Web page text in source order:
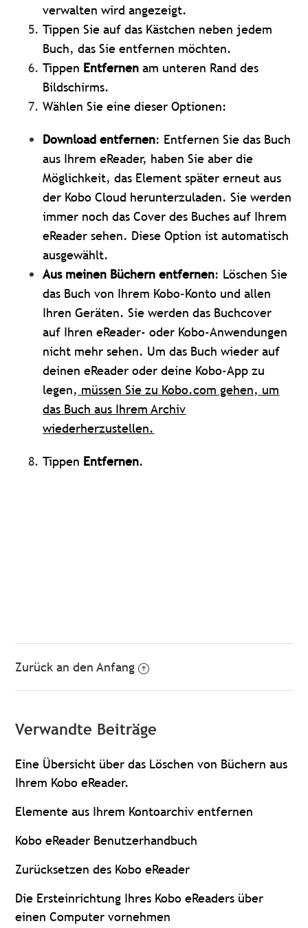
verwalten wird angezeigt.
Tippen Sie auf das Kästchen neben jedem
Buch, das Sie entfernen möchten.
Tippen Entfernen am unteren Rand des
Bildschirms.
Wählen Sie eine dieser Optionen:
Download entfernen: Entfernen Sie das Buch
aus Ihrem eReader, haben Sie aber die
Möglichkeit, das Element später erneut aus
der Kobo Cloud herunterzuladen. Sie werden
immer noch das Cover des Buches auf Ihrem
eReader sehen. Diese Option ist automatisch
ausgewählt.
Aus meinen Büchern entfernen: Löschen Sie
das Buch von Ihrem Kobo-Konto und allen
Ihren Geräten. Sie werden das Buchcover
auf Ihren eReader- oder Kobo-Anwendungen
nicht mehr sehen. Um das Buch wieder auf
deinen eReader oder deine Kobo-App zu
legen, müssen Sie zu Kobo.com gehen, um
das Buch aus Ihrem Archiv
wiederherzustellen.
Tippen Entfernen.
Zurück an den Anfang
Verwandte Beiträge
Eine Übersicht über das Löschen von Büchern aus
Ihrem Kobo eReader.
Elemente aus Ihrem Kontoarchiv entfernen
Kobo eReader Benutzerhandbuch
Zurücksetzen des Kobo eReader
Die Ersteinrichtung Ihres Kobo eReaders über
einen Computer vornehmen